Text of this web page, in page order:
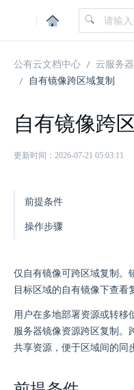
|
公有云文档中心 云服务器
自有镜像跨区域复制
自有镜像跨
更新时间：2026-07-21 05:03:11
前提条件
操作步骤
仅自有镜像可跨区域复制。
目标区域的自有镜像下查看
用户在多地部署资源或转移
服务器镜像资源跨区复制。
共享资源，便于区域间的同